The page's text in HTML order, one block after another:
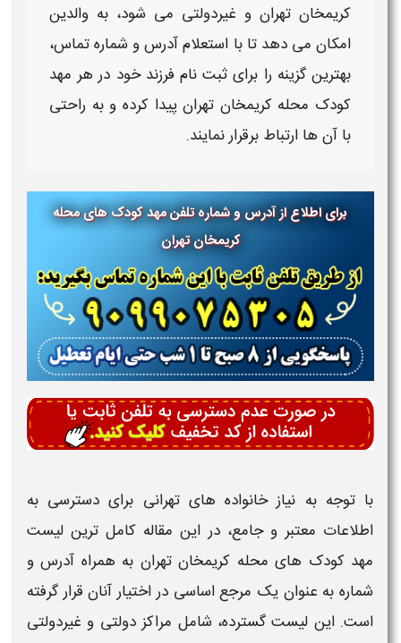
کریمخان تهران و غیردولتی می شود، به والدین
امکان می دهد تا با استعلام آدرس و شماره تماس،
بهترین گزینه را برای ثبت نام فرزند خود در هرمهد
کودک محله کریمخان تهرانپیدا کرده و به راحتی
با آن ها ارتباط برقرار نمایند.
برای اطلاع از آدرس و شماره تلفن مهد کودک های محله
کریمخان تهران
با توجه به نیاز خانواده هایتهرانی برای دسترسی به
اطلاعات معتبر و جامع، در این مقاله کامل ترین لیست
مهد کودک های محله کریمخان تهران به همراه آدرس و
شماره به عنوان یک مرجع اساسی در اختیار آنان قرار گرفته
است. این لیست گسترده، شامل مراکز دولتی و غیردولتی